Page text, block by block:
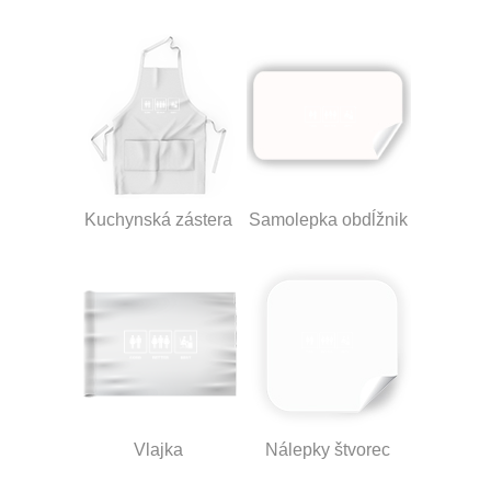
Kuchynská zástera Samolepka obdĺžnik
Vlajka Nálepky štvorec